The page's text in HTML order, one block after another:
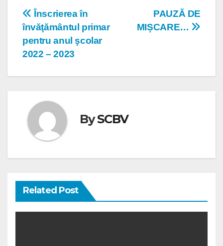
Navigare
în
articole
PAUZĂ DE
MIȘCARE…
Înscrierea în
învăţământul primar
pentru anul şcolar
2022 – 2023
BySCBV
Related Post